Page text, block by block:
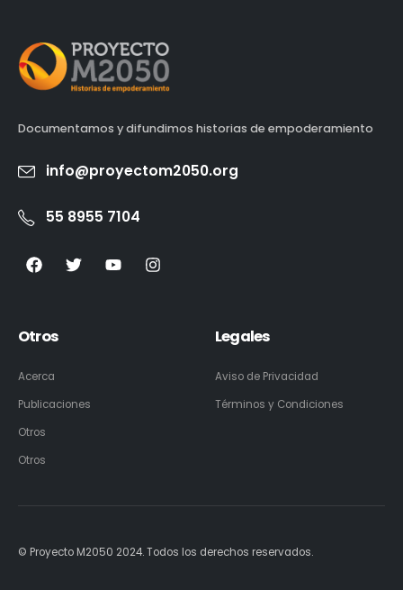
Documentamos y difundimos historias de empoderamiento
info@proyectom2050.org
55 8955 7104
Otros
Acerca
Publicaciones
Otros
Otros
Legales
Aviso de Privacidad
Términos y Condiciones
© Proyecto M2050 2024. Todos los derechos reservados.